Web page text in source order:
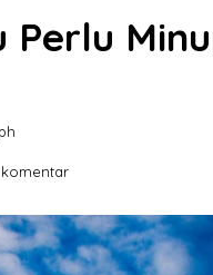
Perlu